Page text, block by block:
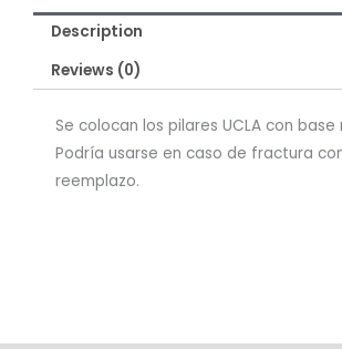
Description
Reviews (0)
Se colocan los pilares UCLA con
Podría usarse en caso de fractura
reemplazo.